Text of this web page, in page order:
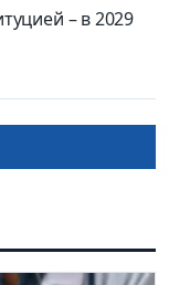
– в 2029